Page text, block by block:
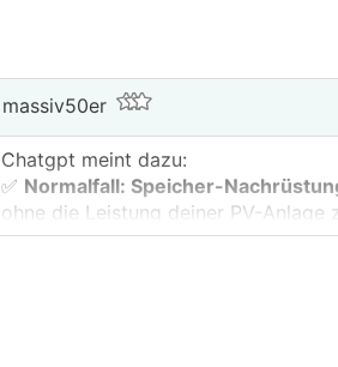
massiv50er
Chatgpt meint dazu:
✅ Normalfall: Speicher-
ohne die Leistung deiner PV-Anlage